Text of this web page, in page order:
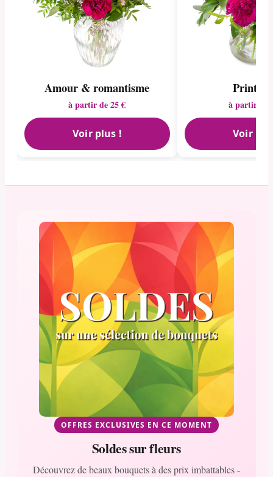
Amour & romantisme
à partir de 25 €
Voir plus !
à partir de
Voir
OFFRES EXCLUSIVES EN CE MOMENT
Soldes sur fleurs
Découvrez de beaux bouquets à des prix imbattables -